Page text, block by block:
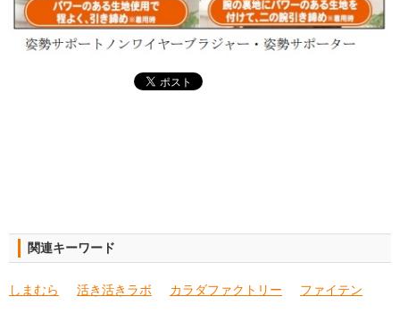
関連キーワード
しまむら 活き活きラボ カラダファクトリー ファイテン